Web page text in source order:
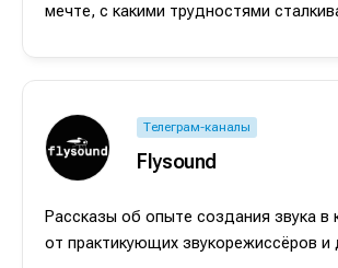
мечте, с какими трудностями
Телеграм-каналы
Flysound
Рассказы об опыте создания звука в
от практикующих звукорежиссёров и